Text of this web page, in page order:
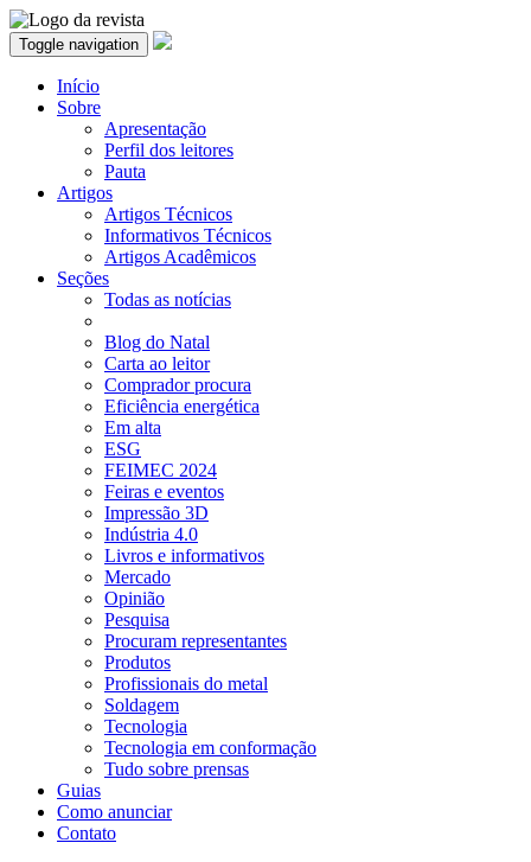
Toggle navigation
Início
Sobre
Apresentação
Perfil dos leitores
Pauta
Artigos
Artigos Técnicos
Informativos Técnicos
Artigos Acadêmicos
Seções
Todas as notícias
Blog do Natal
Carta ao leitor
Comprador procura
Eficiência energética
Em alta
ESG
FEIMEC 2024
Feiras e eventos
Impressão 3D
Indústria 4.0
Livros e informativos
Mercado
Opinião
Pesquisa
Procuram representantes
Produtos
Profissionais do metal
Soldagem
Tecnologia
Tecnologia em conformação
Tudo sobre prensas
Guias
Como anunciar
Contato